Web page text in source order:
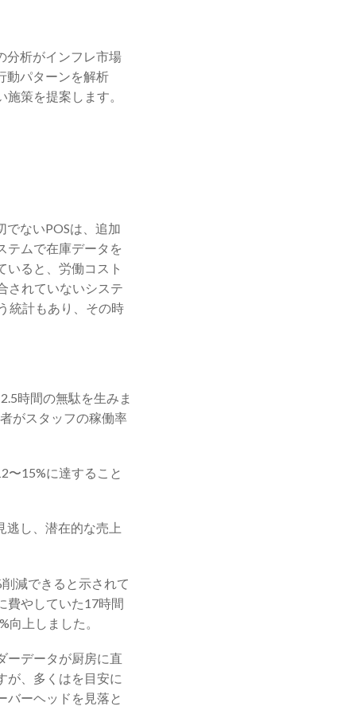
分析がインフレ市場
動パターンを解析
策を提案します。
でないPOSは、追加
テムで在庫データを
いると、労働コスト
されていないシステ
統計もあり、その時
時間の無駄を生みま
がスタッフの稼働率
〜15%に達すること
逃し、潜在的な売上
減できると示されて
費やしていた17時間
上しました。
ーデータが厨房に直
が、多くはを目安に
バーヘッドを見落と